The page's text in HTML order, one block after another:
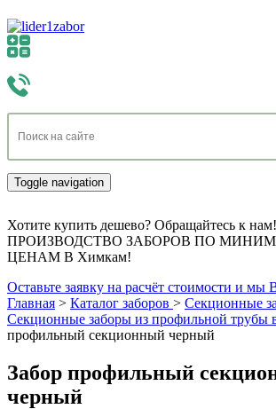
Toggle navigation
Хотите купить дешево? Обращайтесь к нам!
ПРОИЗВОДСТВО ЗАБОРОВ ПО
ЦЕНАМ В Химкам!
Оставьте заявку на расчёт стоимости и мы
Главная > Каталог заборов > Секционные
Секционные заборы из профильной трубы
профильный секционный черный
Забор профильный
черный